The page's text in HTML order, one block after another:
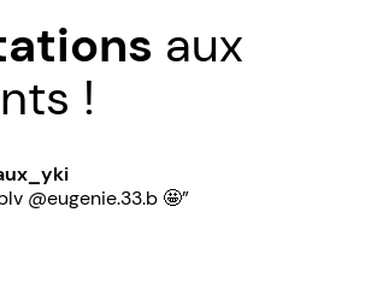
aux
!
@eugenie.33.b 🤩”